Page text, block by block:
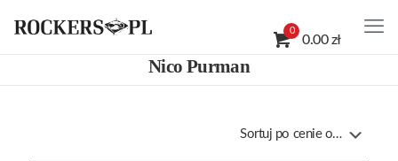
0
0.00 zł
Nico Purman